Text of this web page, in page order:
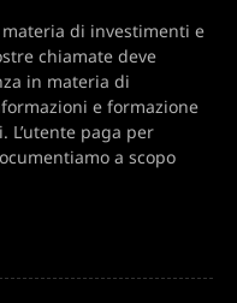
di investimenti e
chiamate deve
in materia di
e formazione
paga per
a scopo